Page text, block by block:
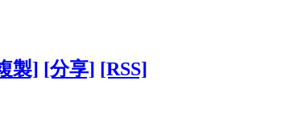
製] [分享] [RSS]